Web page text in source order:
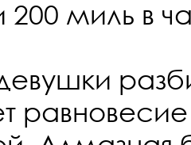
200 миль в
равновесие